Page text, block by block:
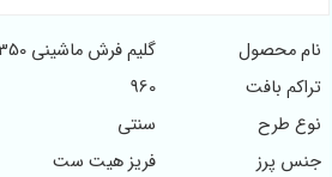
نام محصول
گلیم فرش ماشینی 350 شانه
تراکم بافت
960
نوع طرح
سنتی
جنس پرز
فریز هیت ست